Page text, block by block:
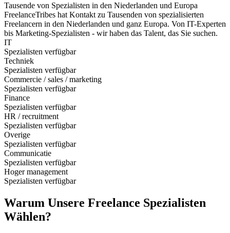
Tausende von Spezialisten in den Niederlanden und Europa
FreelanceTribes hat Kontakt zu Tausenden von spezialisierten
Freelancern in den Niederlanden und ganz Europa. Von IT-Experten
bis Marketing-Spezialisten - wir haben das Talent, das Sie suchen.
IT
Spezialisten verfügbar
Techniek
Spezialisten verfügbar
Commercie / sales / marketing
Spezialisten verfügbar
Finance
Spezialisten verfügbar
HR / recruitment
Spezialisten verfügbar
Overige
Spezialisten verfügbar
Communicatie
Spezialisten verfügbar
Hoger management
Spezialisten verfügbar
Warum Unsere Freelance Spezialisten
Wählen?